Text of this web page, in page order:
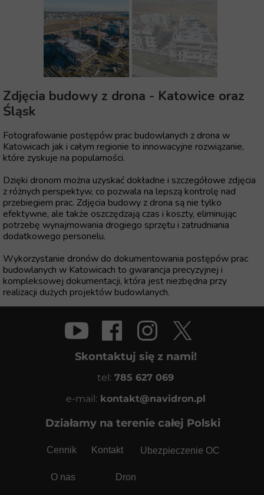
Działamy na terenie całej Polski
Dron
Cennik Ubezpieczenie OC
Skontaktuj się z nami!
tel: 785 627 069
e-mail:kontakt@navidron.pl
Kontakt
O nas
Zdjęcia budowy z drona - Katowice oraz
Śląsk
Fotografowanie postępów prac budowlanych z drona w
Katowicach jak i całym regionie to innowacyjne rozwiązanie,
które zyskuje na popularności.
Dzięki dronom można uzyskać dokładne i szczegółowe zdjęcia
z różnych perspektyw, co pozwala na lepszą kontrolę nad
przebiegiem prac. Zdjęcia budowy z drona są nie tylko
efektywne, ale także oszczędzają czas i koszty, eliminując
potrzebę wynajmowania drogiego sprzętu i zatrudniania
dodatkowego personelu.
Wykorzystanie dronów do dokumentowania postępów prac
budowlanych w Katowicach to gwarancja precyzyjnej i
kompleksowej dokumentacji, która jest niezbędna przy
realizacji dużych projektów budowlanych.